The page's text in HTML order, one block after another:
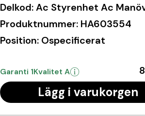
Delkod: Ac Styrenhet Ac
Produktnummer: HA603554
Position: Ospecificerat
Garanti 1Kvalitet A
Lägg i varukorgen